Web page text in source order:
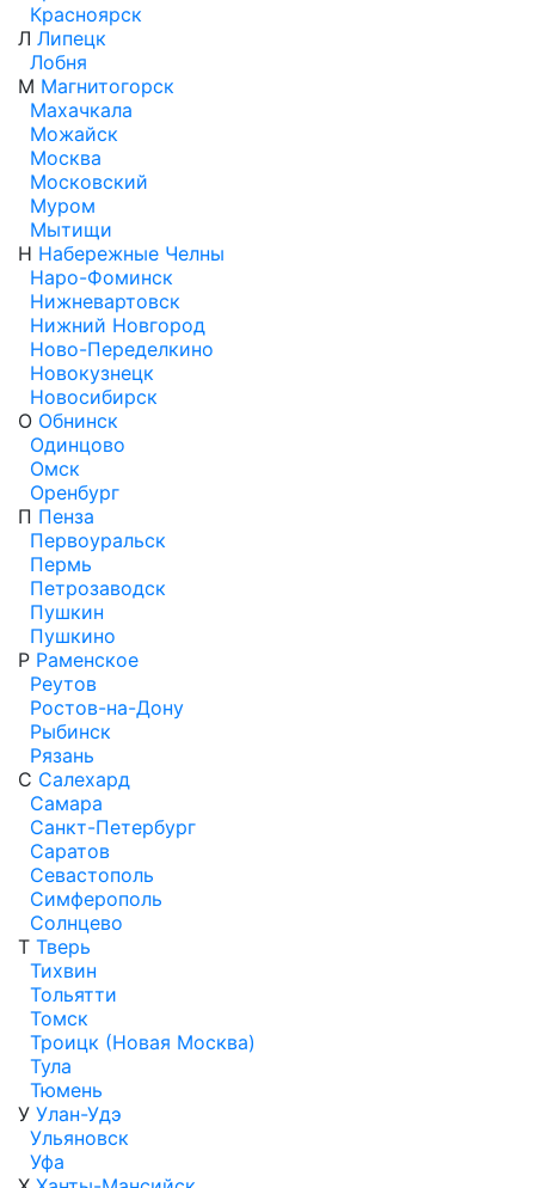
Красноярск
Л Липецк
Лобня
М Магнитогорск
Махачкала
Можайск
Москва
Московский
Муром
Мытищи
Н Набережные Челны
Наро-Фоминск
Нижневартовск
Нижний Новгород
Ново-Переделкино
Новокузнецк
Новосибирск
О Обнинск
Одинцово
Омск
Оренбург
П Пенза
Первоуральск
Пермь
Петрозаводск
Пушкин
Пушкино
Р Раменское
Реутов
Ростов-на-Дону
Рыбинск
Рязань
С Салехард
Самара
Санкт-Петербург
Саратов
Севастополь
Симферополь
Солнцево
Т Тверь
Тихвин
Тольятти
Томск
Троицк (Новая Москва)
Тула
Тюмень
У Улан-Удэ
Ульяновск
Уфа